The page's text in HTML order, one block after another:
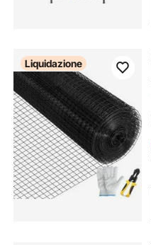
Liquidazione